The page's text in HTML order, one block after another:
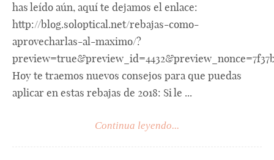
has leído aún, aquí te dejamos el enlace:
http://blog.soloptical.net/rebajas-como-
aprovecharlas-al-maximo/?
Hoy te traemos nuevos consejos para que puedas
aplicar en estas rebajas de 2018: Si le ...
Continua leyendo...